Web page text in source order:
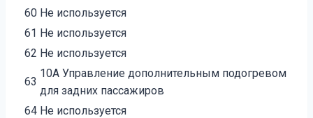
60 Не используется
61 Не используется
62 Не используется
63
10А Управление дополнительным подогревом
для задних пассажиров
64 Не используется